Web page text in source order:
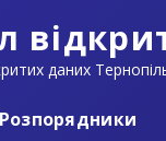
даних
Розпорядники